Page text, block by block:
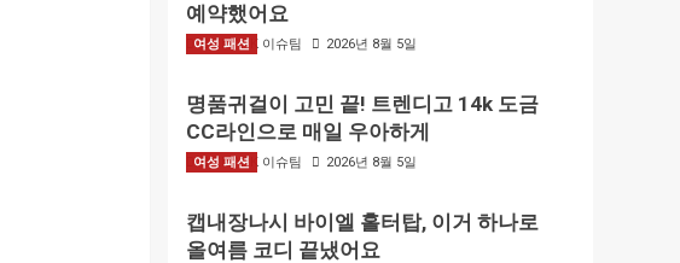
예약했어요
BIZMARK 이슈팀 2026년 8월 5일
여성 패션
명품귀걸이 고민 끝! 트렌디고 14k 도금
CC라인으로 매일 우아하게
BIZMARK 이슈팀 2026년 8월 5일
여성 패션
캡내장나시 바이엘 홀터탑, 이거 하나로
올여름 코디 끝냈어요